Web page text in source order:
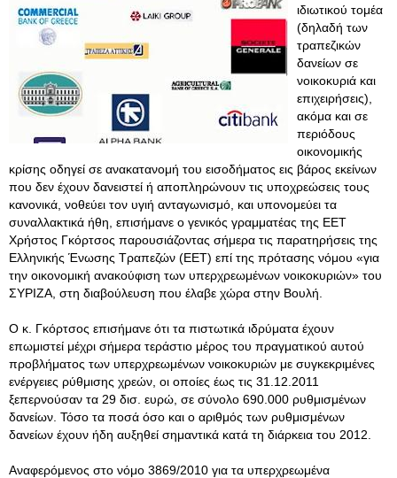
ιδιωτικού τομέα
(δηλαδή των
τραπεζικών
δανείων σε
νοικοκυριά και
επιχειρήσεις),
ακόμα και σε
περιόδους
οικονομικής
κρίσης οδηγεί σε ανακατανομή του εισοδήματος εις βάρος εκείνων
που δεν έχουν δανειστεί ή αποπληρώνουν τις υποχρεώσεις τους
κανονικά, νοθεύει τον υγιή ανταγωνισμό, και υπονομεύει τα
συναλλακτικά ήθη, επισήμανε ο γενικός γραμματέας της ΕΕΤ
Χρήστος Γκόρτσος παρουσιάζοντας σήμερα τις παρατηρήσεις της
Ελληνικής Ένωσης Τραπεζών (ΕΕΤ) επί της πρότασης νόμου «για
την οικονομική ανακούφιση των υπερχρεωμένων νοικοκυριών» του
ΣΥΡΙΖΑ, στη διαβούλευση που έλαβε χώρα στην Βουλή.
Ο κ. Γκόρτσος επισήμανε ότι τα πιστωτικά ιδρύματα έχουν
επωμιστεί μέχρι σήμερα τεράστιο μέρος του πραγματικού αυτού
προβλήματος των υπερχρεωμένων νοικοκυριών με συγκεκριμένες
ενέργειες ρύθμισης χρεών, οι οποίες έως τις 31.12.2011
ξεπερνούσαν τα 29 δισ. ευρώ, σε σύνολο 690.000 ρυθμισμένων
δανείων. Τόσο τα ποσά όσο και ο αριθμός των ρυθμισμένων
δανείων έχουν ήδη αυξηθεί σημαντικά κατά τη διάρκεια του 2012.
Αναφερόμενος στο νόμο 3869/2010 για τα υπερχρεωμένα